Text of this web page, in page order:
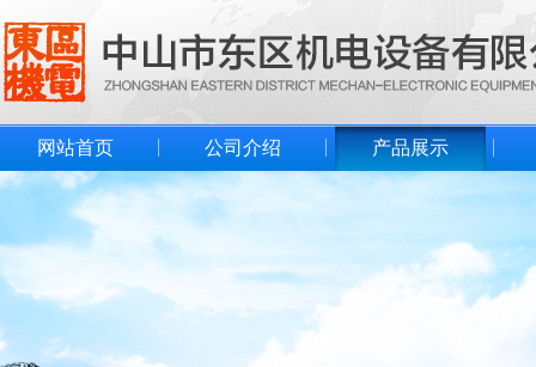
网站首页 公司介绍 产品展示